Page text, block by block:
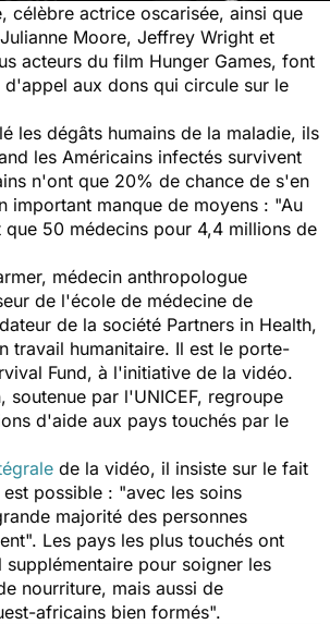
célèbre actrice oscarisée, ainsi que
Moore, Jeffrey Wright et
acteurs du film Hunger Games, font
aux dons qui circule sur le
les dégâts humains de la maladie, ils
les Américains infectés survivent
n'ont que 20% de chance de s'en
important manque de moyens : "Au
50 médecins pour 4,4 millions de
médecin anthropologue
de l'école de médecine de
de la société Partners in Health,
travail humanitaire. Il est le porte-
Fund, à l'initiative de la vidéo.
soutenue par l'UNICEF, regroupe
d'aide aux pays touchés par le
de la vidéo, il insiste sur le fait
possible : "avec les soins
majorité des personnes
Les pays les plus touchés ont
supplémentaire pour soigner les
nourriture, mais aussi de
africains bien formés".